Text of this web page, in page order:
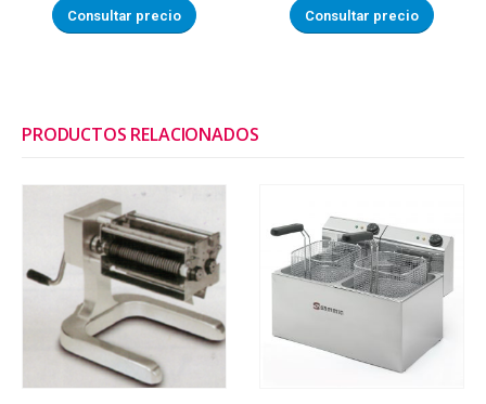
Consultar precio Consultar precio
PRODUCTOS RELACIONADOS